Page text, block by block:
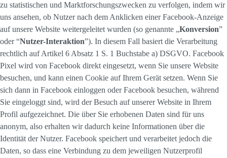
zu statistischen und Marktforschungszwecken zu verfolgen, indem wir
uns ansehen, ob Nutzer nach dem Anklicken einer Facebook-Anzeige
auf unsere Website weitergeleitet wurden (so genannte „Konversion”
oder “Nutzer-Interaktion”). In diesem Fall basiert die Verarbeitung
rechtlich auf Artikel 6 Absatz 1 S. 1 Buchstabe a) DSGVO. Facebook
Pixel wird von Facebook direkt eingesetzt, wenn Sie unsere Website
besuchen, und kann einen Cookie auf Ihrem Gerät setzen. Wenn Sie
sich dann in Facebook einloggen oder Facebook besuchen, während
Sie eingeloggt sind, wird der Besuch auf unserer Website in Ihrem
Profil aufgezeichnet. Die über Sie erhobenen Daten sind für uns
anonym, also erhalten wir dadurch keine Informationen über die
Identität der Nutzer. Facebook speichert und verarbeitet jedoch die
Daten, so dass eine Verbindung zu dem jeweiligen Nutzerprofil